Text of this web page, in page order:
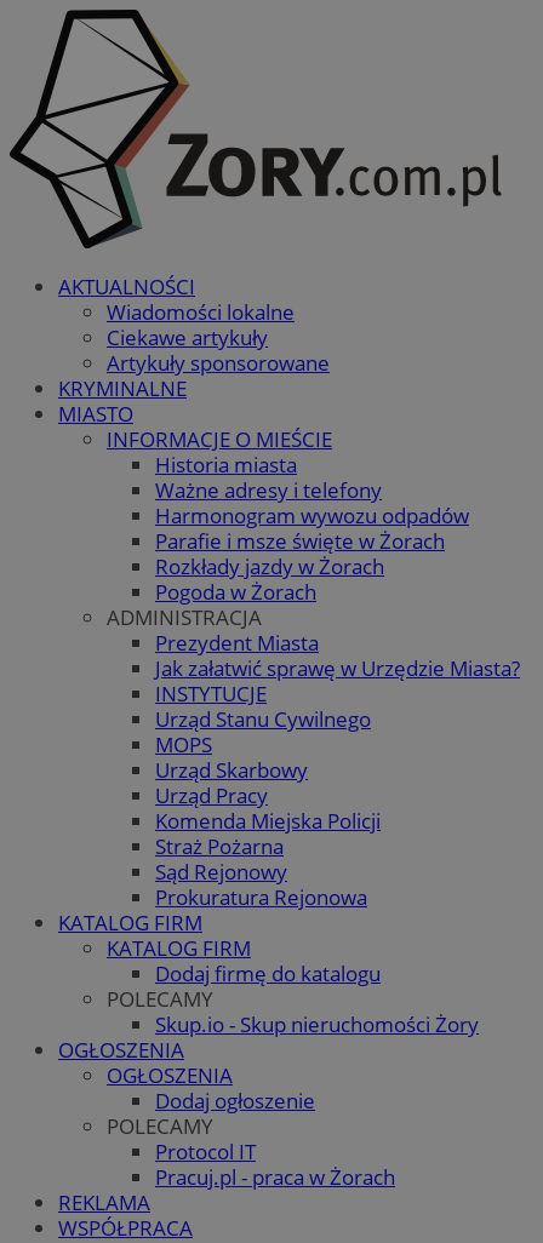
AKTUALNOŚCI
Wiadomości lokalne
Ciekawe artykuły
Artykuły sponsorowane
KRYMINALNE
MIASTO
INFORMACJE O MIEŚCIE
Historia miasta
Ważne adresy i telefony
Harmonogram wywozu odpadów
Parafie i msze święte w Żorach
Rozkłady jazdy w Żorach
Pogoda w Żorach
ADMINISTRACJA
Prezydent Miasta
Jak załatwić sprawę w Urzędzie Miasta?
INSTYTUCJE
Urząd Stanu Cywilnego
MOPS
Urząd Skarbowy
Urząd Pracy
Komenda Miejska Policji
Straż Pożarna
Sąd Rejonowy
Prokuratura Rejonowa
KATALOG FIRM
KATALOG FIRM
Dodaj firmę do katalogu
POLECAMY
Skup.io - Skup nieruchomości Żory
OGŁOSZENIA
OGŁOSZENIA
Dodaj ogłoszenie
POLECAMY
Protocol IT
Pracuj.pl - praca w Żorach
REKLAMA
WSPÓŁPRACA